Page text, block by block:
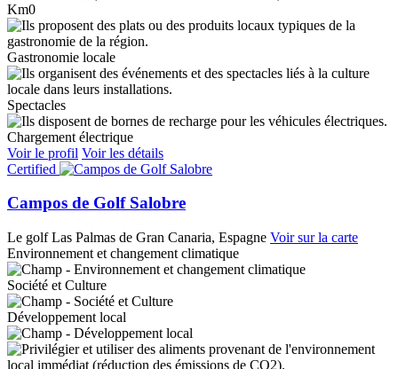
Km0
Gastronomie locale
Spectacles
Chargement électrique
Voir le profil Voir les détails
Certified
Campos de Golf Salobre
Le golf Las Palmas de Gran Canaria, Espagne Voir sur la carte
Environnement et changement climatique
Société et Culture
Développement local